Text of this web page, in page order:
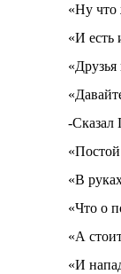
«Ну что
«И есть
«Друзья
-Сказал
«В
«Что о
«А
«И